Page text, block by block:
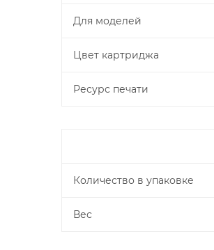
Для моделей
Цвет картриджа
Ресурс печати
Количество в упаковке
Вес